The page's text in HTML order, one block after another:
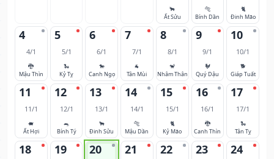
🐂
Ất Sửu
🐅
Bính Dần
🐈
Đinh Mão
4
4/1
🐉
Mậu Thìn
5
5/1
🐍
Kỷ Tỵ
6
6/1
🐎
Canh Ngọ
7
7/1
🐐
Tân Mùi
8
8/1
🐒
Nhâm Thân
9
9/1
🐓
Quý Dậu
10
10/1
🐕
Giáp Tuất
11
11/1
🐖
Ất Hợi
12
12/1
🐀
Bính Tý
13
13/1
🐂
Đinh Sửu
14
14/1
🐅
Mậu Dần
15
15/1
🐈
Kỷ Mão
16
16/1
🐉
Canh Thìn
17
17/1
🐍
Tân Tỵ
18 19 20 21 22 23 24